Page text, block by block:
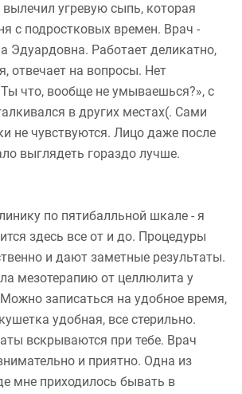
угревую сыпь, которая
с подростковых времен. Врач -
Эдуардовна. Работает деликатно,
отвечает на вопросы. Нет
что, вообще не умываешься?», с
в других местах(. Сами
не чувствуются. Лицо даже после
выглядеть гораздо лучше.
по пятибалльной шкале - я
здесь все от и до. Процедуры
и дают заметные результаты.
мезотерапию от целлюлита у
записаться на удобное время,
удобная, все стерильно.
вскрываются при тебе. Врач
и приятно. Одна из
мне приходилось бывать в